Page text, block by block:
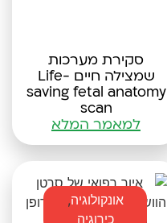
סקירת מערכות
שמצילה חיים Life-
saving fetal anatomy
scan
למאמר המלא
אונקולוגיה,
כירוגיה